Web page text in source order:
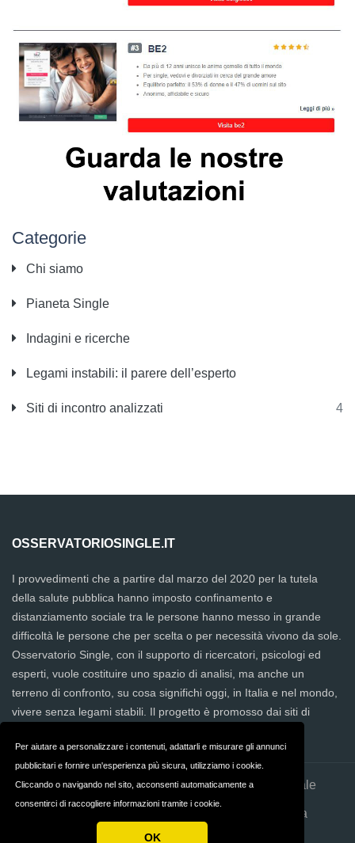
Per aiutare a personalizzare i contenuti, adattarli e misurare gli annunci
pubblicitari e fornire un'esperienza più sicura, utilizziamo i cookie.
Cliccando o navigando nel sito, acconsenti automaticamente a
consentirci di raccogliere informazioni tramite i cookie.
OK
Categorie
Chi siamo
Pianeta Single
Indagini e ricerche
Legami instabili: il parere dell’esperto
Siti di incontro analizzati 4
OSSERVATORIOSINGLE.IT
I provvedimenti che a partire dal marzo del 2020 per la tutela
della salute pubblica hanno imposto confinamento e
distanziamento sociale tra le persone hanno messo in grande
difficoltà le persone che per scelta o per necessità vivono da sole.
Osservatorio Single, con il supporto di ricercatori, psicologi ed
esperti, vuole costituire uno spazio di analisi, ma anche un
terreno di confronto, su cosa significhi oggi, in Italia e nel mondo,
vivere senza legami stabili. Il progetto è promosso dai siti di
Termini di utilizzo Informazione legale
Contatto Stampa